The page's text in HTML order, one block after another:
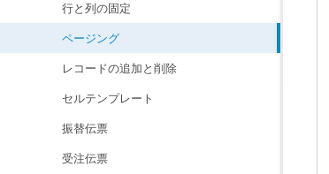
行と列の固定
ページング
レコードの追加と削除
セルテンプレート
振替伝票
受注伝票